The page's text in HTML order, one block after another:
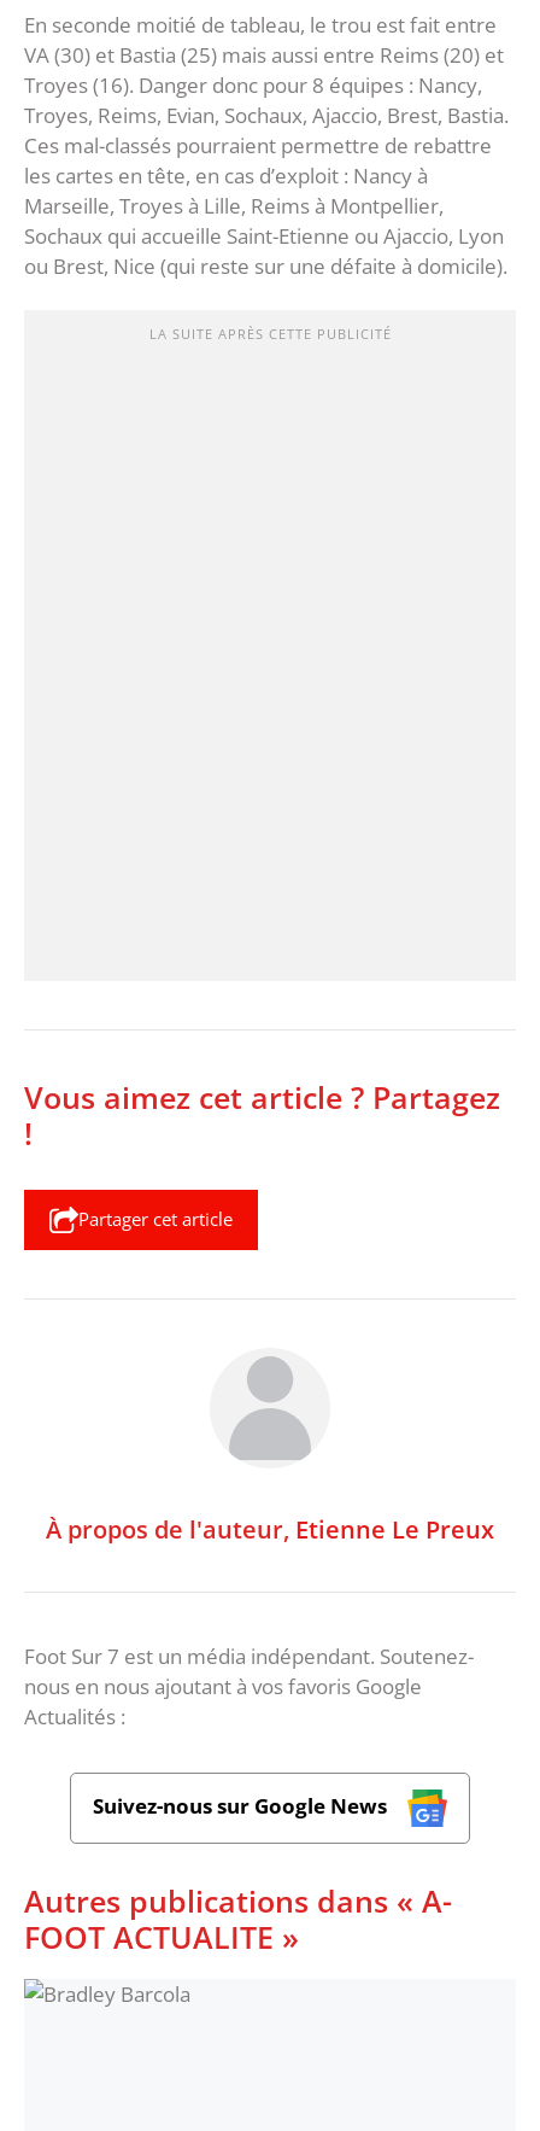
En seconde moitié de tableau, le trou est fait entre
VA (30) et Bastia (25) mais aussi entre Reims (20) et
Troyes (16). Danger donc pour 8 équipes : Nancy,
Troyes, Reims, Evian, Sochaux, Ajaccio, Brest, Bastia.
Ces mal-classés pourraient permettre de rebattre
les cartes en tête, en cas d’exploit : Nancy à
Marseille, Troyes à Lille, Reims à Montpellier,
Sochaux qui accueille Saint-Etienne ou Ajaccio, Lyon
ou Brest, Nice (qui reste sur une défaite à domicile).
LA SUITE APRÈS CETTE PUBLICITÉ
Vous aimez cet article ? Partagez
!
Partager cet article
À propos de l'auteur, Etienne Le Preux
Foot Sur 7 est un média indépendant. Soutenez-
nous en nous ajoutant à vos favoris Google
Actualités :
Suivez-nous sur Google News
Autres publications dans « A-
FOOT ACTUALITE »